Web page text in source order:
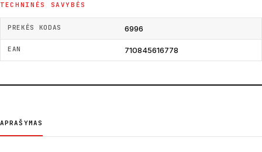
TECHNINĖS SAVYBĖS
PREKĖS KODAS 6996
EAN 710845616778
APRAŠYMAS